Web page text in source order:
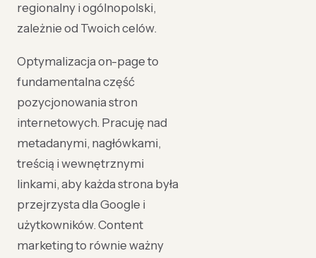
regionalny i ogólnopolski,
zależnie od Twoich celów.
Optymalizacja on-page to
fundamentalna część
pozycjonowania stron
internetowych. Pracuję nad
metadanymi, nagłówkami,
treścią i wewnętrznymi
linkami, aby każda strona była
przejrzysta dla Google i
użytkowników. Content
marketing to równie ważny